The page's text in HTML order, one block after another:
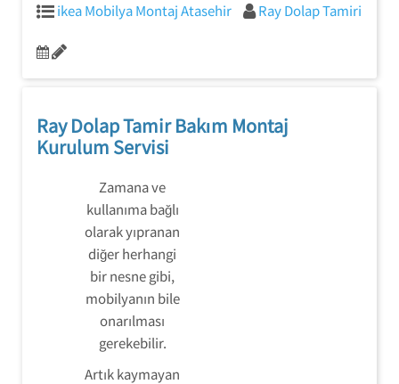
ikea Mobilya Montaj Atasehir Ray Dolap Tamiri
Ray Dolap Tamir Bakım Montaj
Kurulum Servisi
Zamana ve
kullanıma bağlı
olarak yıpranan
diğer herhangi
bir nesne gibi,
mobilyanın bile
onarılması
gerekebilir.
Artık kaymayan